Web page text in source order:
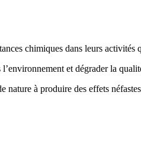
chimiques dans leurs
et dégrader la
nature à produire des effets